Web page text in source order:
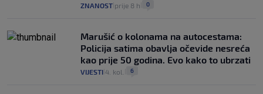
ZNANOST prije 8 h 0
Marušić o kolonama na autocestama:
Policija satima obavlja očevide nesreća
kao prije 50 godina. Evo kako to ubrzati
VIJESTI 4. kol. 6